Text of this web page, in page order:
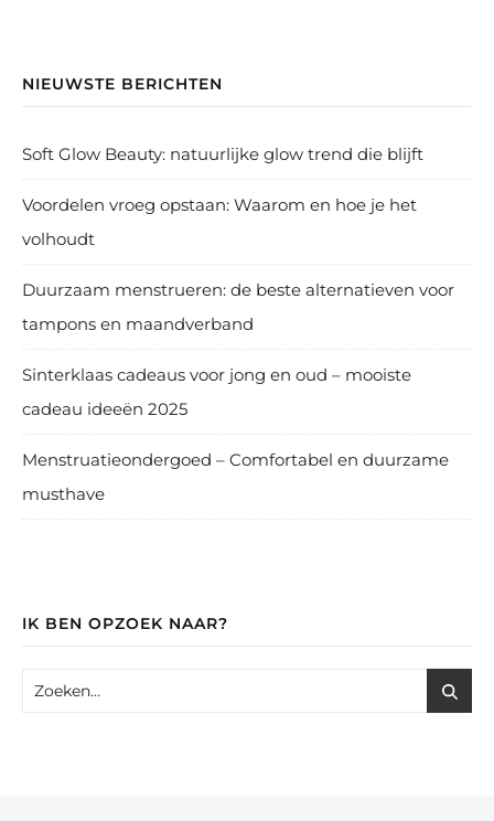
NIEUWSTE BERICHTEN
Soft Glow Beauty: natuurlijke glow trend die blijft
Voordelen vroeg opstaan: Waarom en hoe je het
volhoudt
Duurzaam menstrueren: de beste alternatieven voor
tampons en maandverband
Sinterklaas cadeaus voor jong en oud – mooiste
cadeau ideeën 2025
Menstruatieondergoed – Comfortabel en duurzame
musthave
IK BEN OPZOEK NAAR?